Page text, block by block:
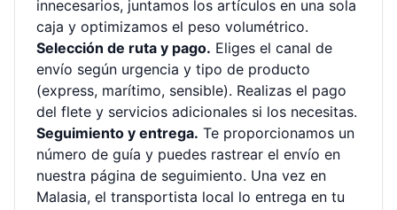
innecesarios, juntamos los artículos en una sola
caja y optimizamos el peso volumétrico.
Selección de ruta y pago. Eliges el canal de
envío según urgencia y tipo de producto
(express, marítimo, sensible). Realizas el pago
del flete y servicios adicionales si los necesitas.
Seguimiento y entrega. Te proporcionamos un
número de guía y puedes rastrear el envío en
nuestra página de seguimiento. Una vez en
Malasia, el transportista local lo entrega en tu